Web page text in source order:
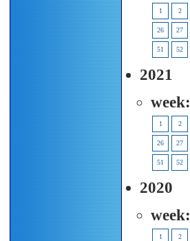
1 2
26 27
51 52
2021
week:
1 2
26 27
51 52
2020
week:
1 2